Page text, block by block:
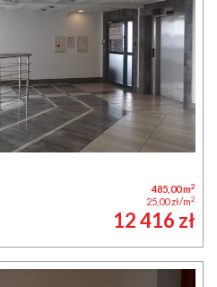
485,00 m2
25,00 zł/m2
12 416 zł